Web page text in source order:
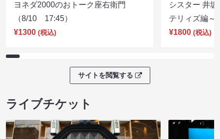
ヨネダ2000のおトーク座右衛門
（8/10 17:45）
¥1300 (税込)
シスター 井
テリィズ編
¥1800 (税込)
サイトを閲覧する
ライブチケット